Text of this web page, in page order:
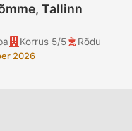
Tallinn
Korrus 5/5 Rõdu
2026